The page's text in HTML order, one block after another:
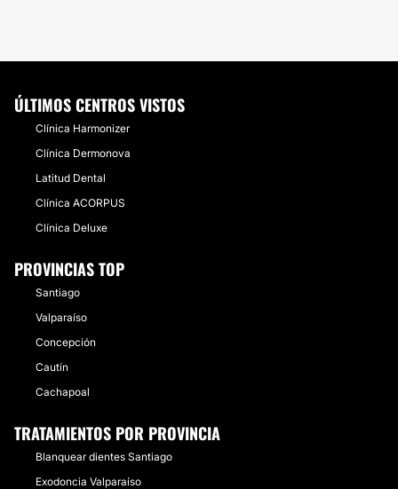
ÚLTIMOS CENTROS VISTOS
Clínica Harmonizer
Clínica Dermonova
Latitud Dental
Clínica ACORPUS
Clínica Deluxe
PROVINCIAS TOP
Santiago
Valparaíso
Concepción
Cautín
Cachapoal
TRATAMIENTOS POR PROVINCIA
Blanquear dientes Santiago
Exodoncia Valparaíso